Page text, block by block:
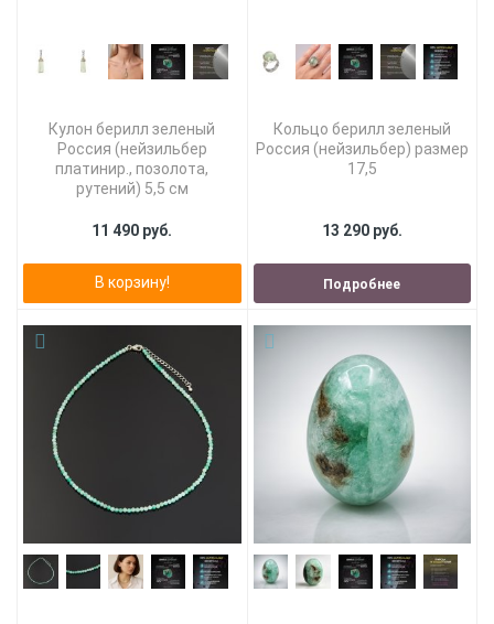
Кулон берилл зеленый
Россия (нейзильбер
платинир., позолота,
рутений) 5,5 см
11 490 руб.
В корзину!
Кольцо берилл зеленый
Россия (нейзильбер) размер
17,5
13 290 руб.
Подробнее